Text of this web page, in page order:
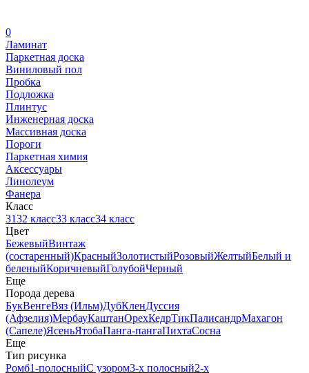
0
Ламинат
Паркетная доска
Виниловый пол
Пробка
Подложка
Плинтус
Инженерная доска
Массивная доска
Пороги
Паркетная химия
Аксессуары
Линолеум
Фанера
Класс
3132 класс33 класс34 класс
Цвет
БежевыйВинтаж
(состаренный)КрасныйЗолотистыйРозовыйЖелтыйБелый и
беленыйКоричневыйГолубойЧерный
Еще
Порода дерева
БукВенгеВяз (Ильм)ДубКленДуссия
(Афзелия)МербауКаштанОрехКедрТикПалисандрМахагон
(Сапеле)ЯсеньЯтобаПанга-пангаПихтаСосна
Еще
Тип рисунка
Ромб1-полосныйС узором3-х полосный2-х